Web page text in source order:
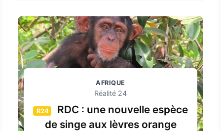
AFRIQUE
Réalité 24
R24
RDC : une nouvelle espèce
de singe aux lèvres orange